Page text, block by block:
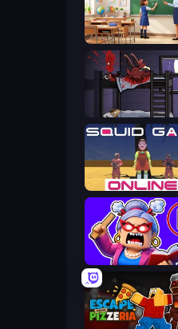
The Visitor
Squid Game Online